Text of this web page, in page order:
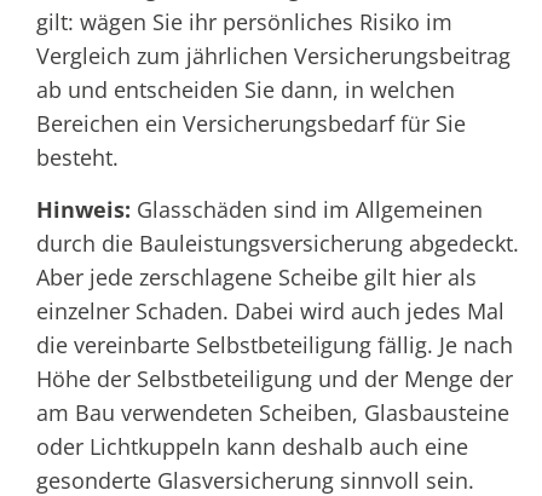
gilt: wägen Sie ihr persönliches Risiko im
Vergleich zum jährlichen Versicherungsbeitrag
ab und entscheiden Sie dann, in welchen
Bereichen ein Versicherungsbedarf für Sie
besteht.
Hinweis: Glasschäden sind im Allgemeinen
durch die Bauleistungsversicherung abgedeckt.
Aber jede zerschlagene Scheibe gilt hier als
einzelner Schaden. Dabei wird auch jedes Mal
die vereinbarte Selbstbeteiligung fällig. Je nach
Höhe der Selbstbeteiligung und der Menge der
am Bau verwendeten Scheiben, Glasbausteine
oder Lichtkuppeln kann deshalb auch eine
gesonderte Glasversicherung sinnvoll sein.